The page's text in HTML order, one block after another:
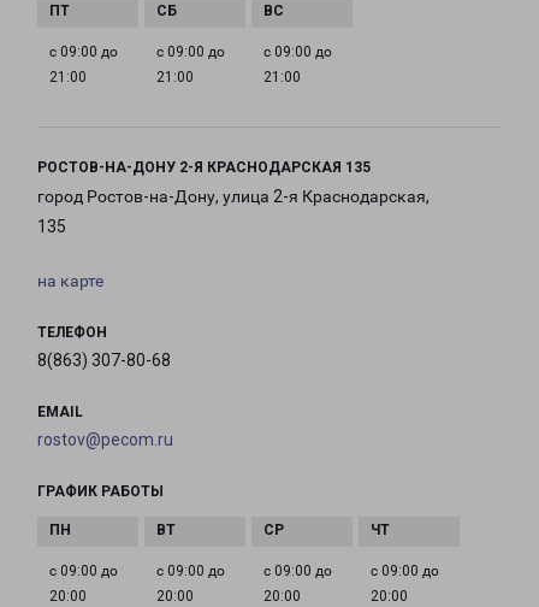
с 09:00 до
21:00
с 09:00 до
21:00
с 09:00 до
21:00
РОСТОВ-НА-ДОНУ 2-Я КРАСНОДАРСКАЯ 135
город Ростов-на-Дону, улица 2-я Краснодарская,
135
на карте
ТЕЛЕФОН
8(863) 307-80-68
EMAIL
rostov@pecom.ru
ГРАФИК РАБОТЫ
с 09:00 до
20:00
с 09:00 до
20:00
с 09:00 до
20:00
с 09:00 до
20:00